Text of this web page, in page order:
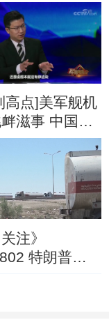
台海 特朗普
时仍狂打“擦
高点]美军舰机
滋事 中国海
舰例行性训
注》
特朗普叫
美军F-35战